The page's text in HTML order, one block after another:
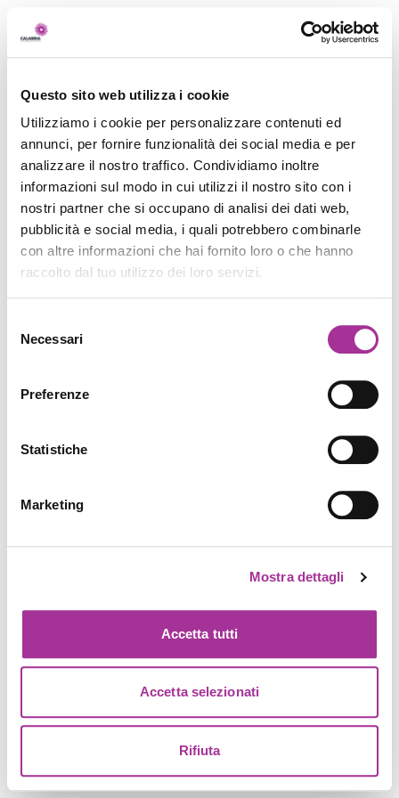
Questo sito web utilizza i cookie
Utilizziamo i cookie per personalizzare contenuti ed
annunci, per fornire funzionalità dei social media e per
analizzare il nostro traffico. Condividiamo inoltre
informazioni sul modo in cui utilizzi il nostro sito con i
nostri partner che si occupano di analisi dei dati web,
pubblicità e social media, i quali potrebbero combinarle
con altre informazioni che hai fornito loro o che hanno
raccolto dal tuo utilizzo dei loro servizi.
delNecessari
Preferenze
Statistiche
Marketing
Mostra dettagli
Accetta tutti
Accetta selezionati
Rifiuta